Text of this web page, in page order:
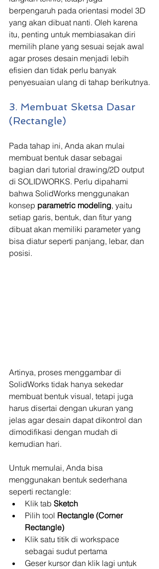
berpengaruh pada orientasi model 3D
yang akan dibuat nanti. Oleh karena
itu, penting untuk membiasakan diri
memilih plane yang sesuai sejak awal
agar proses desain menjadi lebih
efisien dan tidak perlu banyak
penyesuaian ulang di tahap berikutnya.
3. Membuat Sketsa Dasar
(Rectangle)
Pada tahap ini, Anda akan mulai
membuat bentuk dasar sebagai
bagian dari tutorial drawing/2D output
di SOLIDWORKS. Perlu dipahami
bahwa SolidWorks menggunakan
konsep parametric modeling, yaitu
setiap garis, bentuk, dan fitur yang
dibuat akan memiliki parameter yang
bisa diatur seperti panjang, lebar, dan
posisi.
Artinya, proses menggambar di
SolidWorks tidak hanya sekedar
membuat bentuk visual, tetapi juga
harus disertai dengan ukuran yang
jelas agar desain dapat dikontrol dan
dimodifikasi dengan mudah di
kemudian hari.
Untuk memulai, Anda bisa
menggunakan bentuk sederhana
seperti rectangle:
Klik tab Sketch
Pilih tool Rectangle (Corner
Rectangle)
Klik satu titik di workspace
sebagai sudut pertama
Geser kursor dan klik lagi untuk